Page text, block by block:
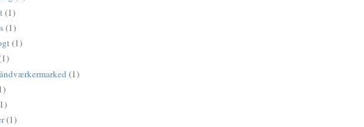
(1)
(1)
(1)
(1)
(1)